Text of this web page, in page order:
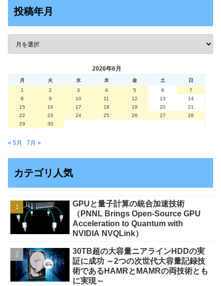
投稿年月
2026年6月
月 火 水 木 金 土
日
1
2 3 4 5 6
7
8
9 10 11 12 13
14
15
16 17 18 19 20
21
22
23 24 25 26 27
28
29
30
« 5月 7月 »
カテゴリ人気
GPUと量子計算の統合加速技術
（PNNL Brings Open-Source GPU
Acceleration to Quantum with
NVIDIA NVQLink）
30TB超の大容量ニアラインHDDの実
証に成功 ～2つの次世代大容量記録技
術であるHAMRとMAMRの両技術とも
に実現～